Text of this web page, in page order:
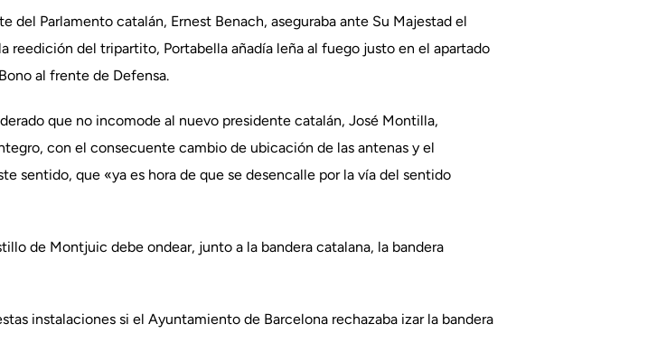
Parlamento catalán, Ernest Benach, aseguraba ante Su Majestad el
reedición del tripartito, Portabella añadía leña al fuego justo en el apartado
al frente de Defensa.
que no incomode al nuevo presidente catalán, José Montilla,
con el consecuente cambio de ubicación de las antenas y el
sentido, que «ya es hora de que se desencalle por la vía del sentido
de Montjuic debe ondear, junto a la bandera catalana, la bandera
instalaciones si el Ayuntamiento de Barcelona rechazaba izar la bandera